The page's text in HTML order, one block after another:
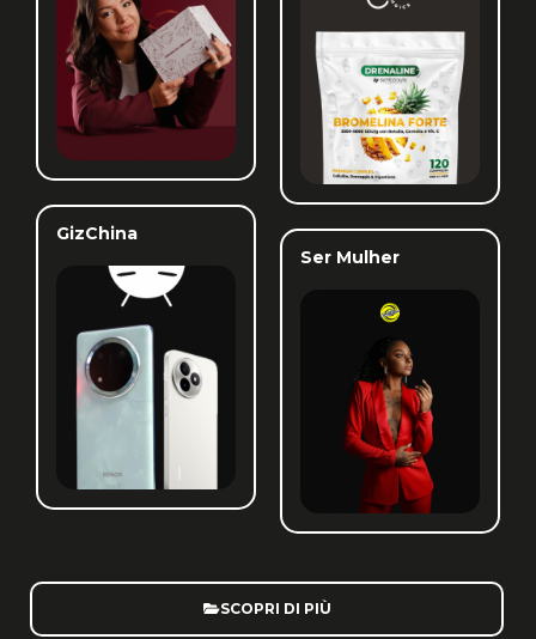
GizChina
Ser Mulher
SCOPRI DI PIÙ